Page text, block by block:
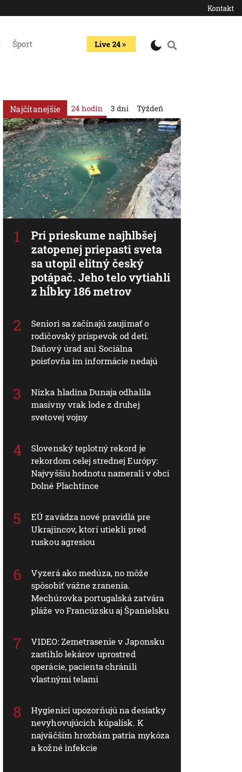
Kontakt
Šport Live 24
Najčítanejšie 24 hodín
Pri prieskume najhlbšej
zatopenej priepasti sveta
sa utopil elitný český
potápač. Jeho telo vytiahli
z hĺbky 186 metrov
Seniori sa začínajú zaujímať o
rodičovský príspevok od detí.
Daňový úrad ani Sociálna
poisťovňa im informácie nedajú
Nízka hladina Dunaja odhalila
masívny vrak lode z druhej
svetovej vojny
Slovenský teplotný rekord je
rekordom celej strednej Európy:
Najvyššiu hodnotu namerali v obci
Dolné Plachtince
EÚ zavádza nové pravidlá pre
Ukrajincov, ktorí utiekli pred
ruskou agresiou
Vyzerá ako medúza, no môže
spôsobiť vážne zranenia.
Mechúrovka portugalská zatvára
pláže vo Francúzsku aj Španielsku
VIDEO: Zemetrasenie v Japonsku
zastihlo lekárov uprostred
operácie, pacienta chránili
vlastnými telami
Hygienici upozorňujú na desiatky
nevyhovujúcich kúpalísk. K
najväčším hrozbám patria mykóza
a kožné infekcie
3 dni Týždeň